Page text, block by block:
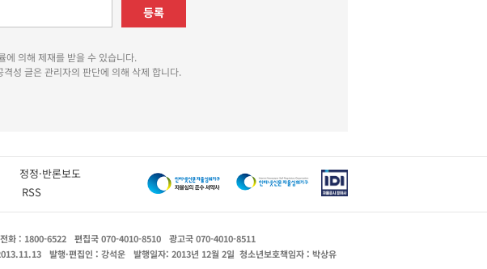
등록
에 의해 제재를 받을 수 있습니다.
성 글은 관리자의 판단에 의해 삭제 합니다.
정정·반론보도
RSS
화 : 1800-6522 편집국 070-4010-8510
광고국 070-4010-8511
발행·편집인 : 강석운 발행일자: 2013년 12월 2일 청소년보호책임자 : 박상유